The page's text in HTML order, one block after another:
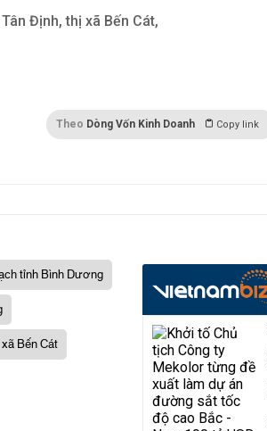
Định, thị xã Bến Cát,
Theo Dòng Vốn Kinh Doanh Copy link
tỉnh Bình Dương
Bến Cát